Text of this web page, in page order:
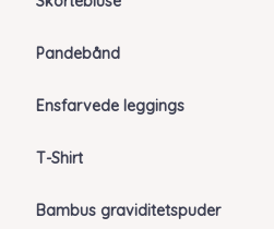
Pandebånd
Ensfarvede leggings
T-Shirt
Bambus graviditetspuder